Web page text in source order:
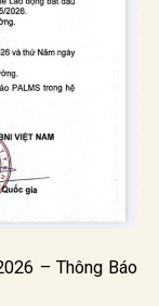
– Thông Báo